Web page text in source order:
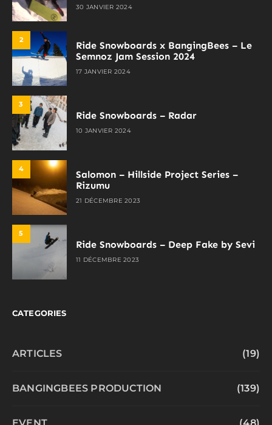
30 JANVIER 2024
2
Ride Snowboards x BangingBees – Le
Semnoz Jam Session 2024
17 JANVIER 2024
3
Ride Snowboards – Radar
10 JANVIER 2024
4
Salomon – Hillside Project Series –
Rizumu
21 DÉCEMBRE 2023
5
Ride Snowboards – Deep Fake by Sevi
11 DÉCEMBRE 2023
CATEGORIES
ARTICLES (19)
BANGINGBEES PRODUCTION (139)